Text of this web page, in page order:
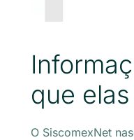
que
O SiscomexNet